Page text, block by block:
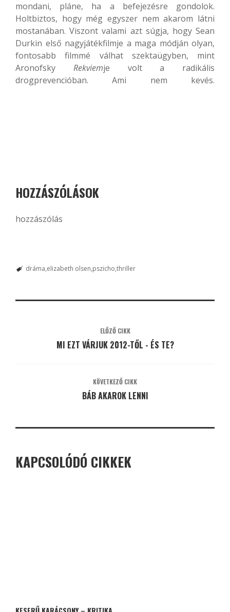
mondani, pláne, ha a befejezésre gondolok.
Holtbiztos, hogy még egyszer nem akarom látni
mostanában. Viszont valami azt súgja, hogy Sean
Durkin első nagyjátékfilmje a maga módján olyan,
fontosabb filmmé válhat szektaügyben, mint
Aronofsky Rekviemje volt a radikális
drogprevencióban. Ami nem kevés.
HOZZÁSZÓLÁSOK
hozzászólás
dráma elizabeth olsen pszicho thriller
ELŐZŐ CIKK
MI EZT VÁRJUK 2012-TŐL - ÉS TE?
KÖVETKEZŐ CIKK
BÁB AKAROK LENNI
KAPCSOLÓDÓ CIKKEK